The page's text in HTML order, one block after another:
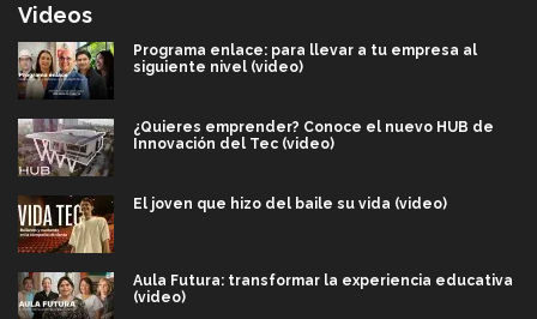
Videos
Programa enlace: para llevar a tu empresa al
siguiente nivel (video)
¿Quieres emprender? Conoce el nuevo HUB de
Innovación del Tec (video)
El joven que hizo del baile su vida (video)
Aula Futura: transformar la experiencia educativa
(video)